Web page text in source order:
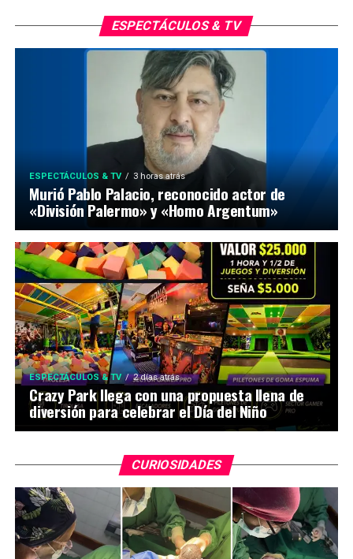
ESPECTÁCULOS & TV
ESPECTÁCULOS & TV 3 horas atrás
Murió Pablo Palacio, reconocido actor de
«División Palermo» y «Homo Argentum»
ESPECTÁCULOS & TV 2 días atrás
Crazy Park llega con una propuesta llena de
diversión para celebrar el Día del Niño
CURIOSIDADES